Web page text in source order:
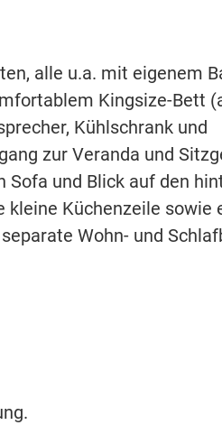
alle u.a. mit eigenem
Kingsize-Bett
Kühlschrank und
zur Veranda und
und Blick auf den
Küchenzeile sowie
Wohn- und